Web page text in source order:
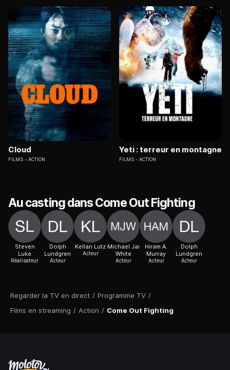
Regarder la TV en direct / Programme TV /
Films en streaming / Action / Come Out Fighting
Cloud
FILMS ACTION
Yeti : terreur en montagne
FILMS ACTION
Au casting dans Come Out Fighting
Steven
Luke
Réalisateur
Dolph
Lundgren
Acteur
Kellan Lutz
Acteur
Michael Jai
White
Acteur
Hiram A.
Murray
Acteur
Dolph
Lundgren
Acteur